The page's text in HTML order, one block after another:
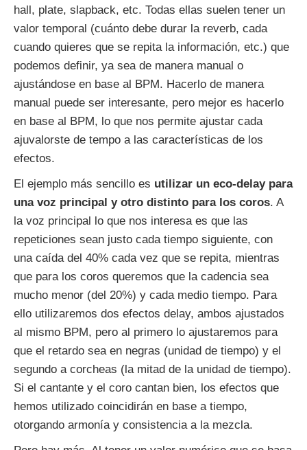
hall, plate, slapback, etc. Todas ellas suelen tener un
valor temporal (cuánto debe durar la reverb, cada
cuando quieres que se repita la información, etc.) que
podemos definir, ya sea de manera manual o
ajustándose en base al BPM. Hacerlo de manera
manual puede ser interesante, pero mejor es hacerlo
en base al BPM, lo que nos permite ajustar cada
ajuvalorste de tempo a las características de los
efectos.
El ejemplo más sencillo es utilizar un eco-delay para
una voz principal y otro distinto para los coros. A
la voz principal lo que nos interesa es que las
repeticiones sean justo cada tiempo siguiente, con
una caída del 40% cada vez que se repita, mientras
que para los coros queremos que la cadencia sea
mucho menor (del 20%) y cada medio tiempo. Para
ello utilizaremos dos efectos delay, ambos ajustados
al mismo BPM, pero al primero lo ajustaremos para
que el retardo sea en negras (unidad de tiempo) y el
segundo a corcheas (la mitad de la unidad de tiempo).
Si el cantante y el coro cantan bien, los efectos que
hemos utilizado coincidirán en base a tiempo,
otorgando armonía y consistencia a la mezcla.